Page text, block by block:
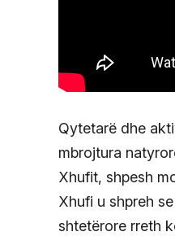
Qytetarë dhe
mbrojtura
Xhufit, shpesh
Xhufi u shpreh
shtetërore rreth